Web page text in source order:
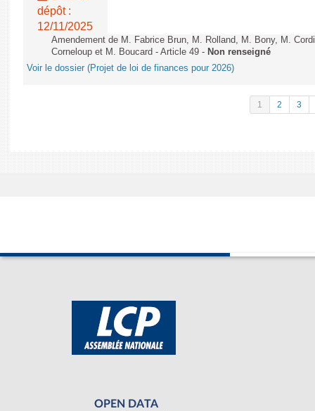
dépôt :
12/11/2025
Amendement de M. Fabrice Brun, M. Rolland, M. Bony, M.
Corneloup et M. Boucard - Article 49 - Non renseigné
Voir le dossier (Projet de loi de finances pour 2026)
1 2 3
OPEN DATA